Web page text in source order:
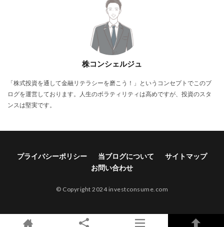
株コンシェルジュ
「株式投資を通して金融リテラシーを磨こう！」というコンセプトでこのブ
ログを運営しております。人生のボラティリティは高めですが、投資のスタ
ンスは堅実です。
プライバシーポリシー 当ブログについて
サイトマップ
お問い合わせ
© Copyright 2024 investconsume.com